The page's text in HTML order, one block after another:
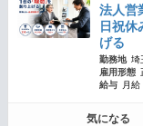
法人営
日祝休
げる
勤務地 埼
雇用形態
給与
月
気になる